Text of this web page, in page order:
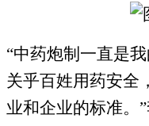
“中药炮制一直是
关乎百姓用药安全
业和企业的标准。